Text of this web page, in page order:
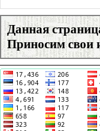
Данная
Приносим свои